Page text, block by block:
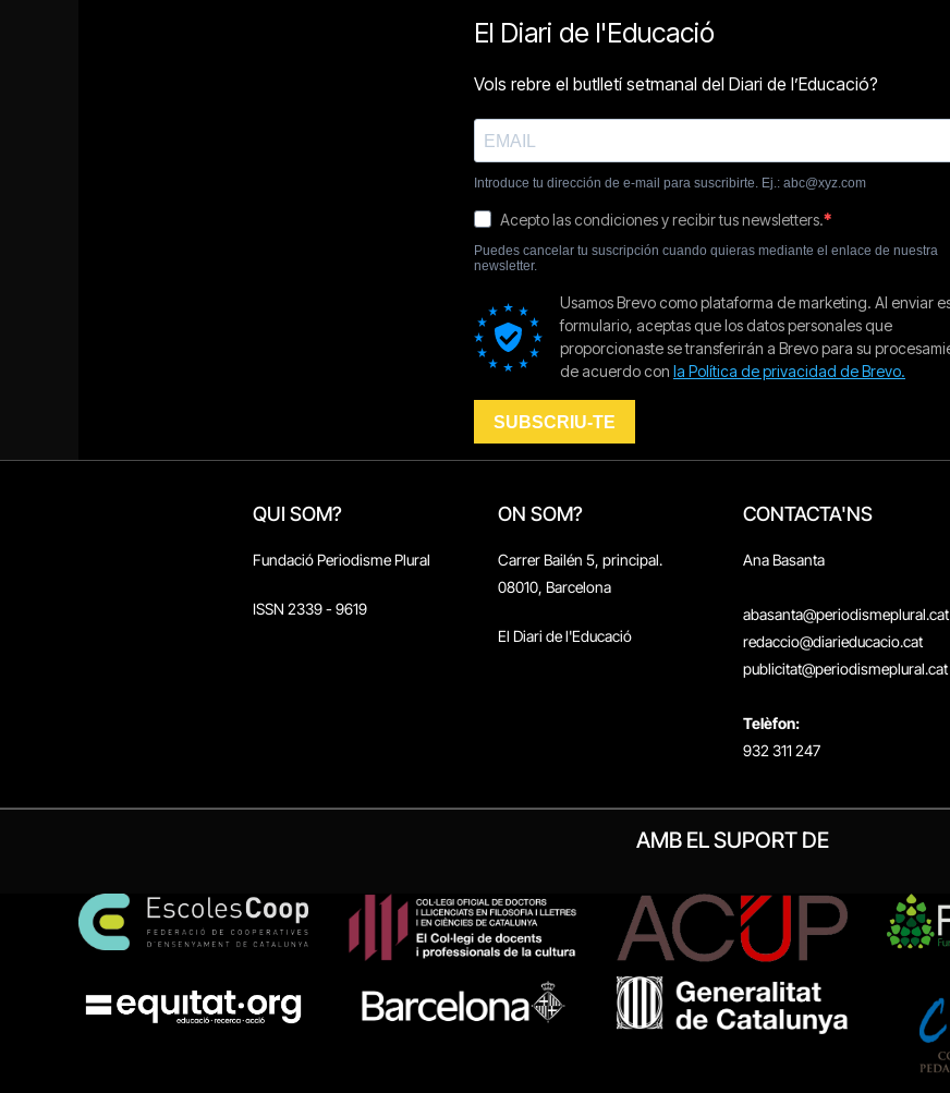
QUI SOM?
Fundació Periodisme Plural
ISSN 2339 - 9619
ON SOM?
Carrer Bailén 5, principal.
08010, Barcelona
El Diari de l'Educació
CONTACTA'NS
Ana Basanta
abasanta@periodismeplural.cat
redaccio@diarieducacio.cat
publicitat@periodismeplural.cat
Telèfon:
932 311 247
AMB EL SUPORT DE